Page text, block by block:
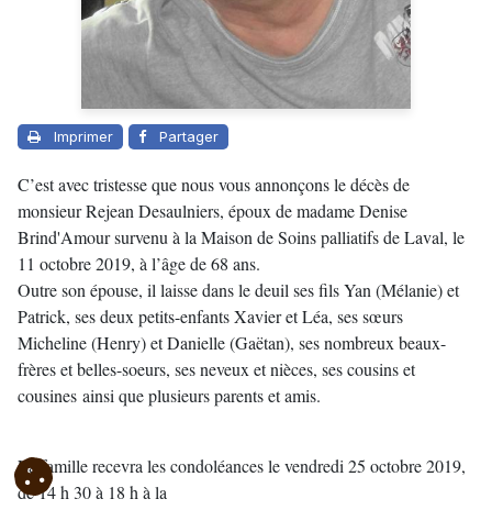
Imprimer Partager
C’est avec tristesse que nous vous annonçons le décès de
monsieur Rejean Desaulniers, époux de madame Denise
Brind'Amour survenu à la Maison de Soins palliatifs de Laval, le
11 octobre 2019, à l’âge de 68 ans.
Outre son épouse, il laisse dans le deuil ses fils Yan (Mélanie) et
Patrick, ses deux petits-enfants Xavier et Léa, ses sœurs
Micheline (Henry) et Danielle (Gaëtan), ses nombreux beaux-
frères et belles-soeurs, ses neveux et nièces, ses cousins et
cousines ainsi que plusieurs parents et amis.
La famille recevra les condoléances le vendredi 25 octobre 2019,
de 14 h 30 à 18 h à la